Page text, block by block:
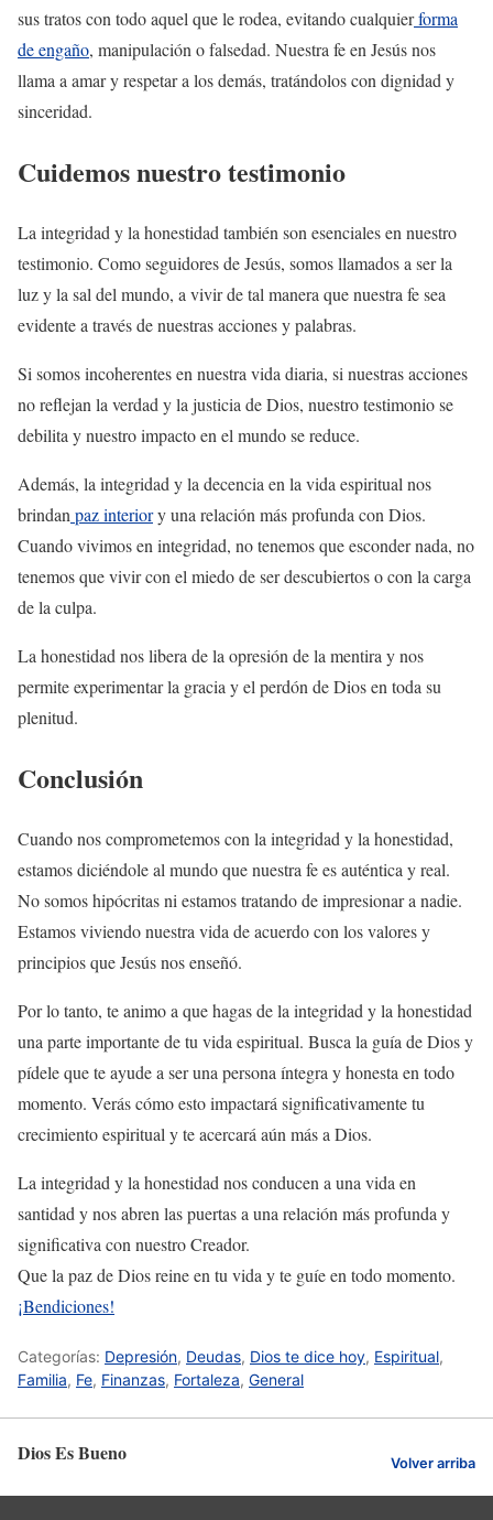
sus tratos con todo aquel que le rodea, evitando cualquierforma
de engaño, manipulación o falsedad. Nuestra fe en Jesús nos
llama a amar y respetar a los demás, tratándolos con dignidad y
sinceridad.
Cuidemos nuestro testimonio
La integridad y la honestidad también son esenciales en nuestro
testimonio. Como seguidores de Jesús, somos llamados a ser la
luz y la sal del mundo, a vivir de tal manera que nuestra fe sea
evidente a través de nuestras acciones y palabras.
Si somos incoherentes en nuestra vida diaria, si nuestras acciones
no reflejan la verdad y la justicia de Dios, nuestro testimonio se
debilita y nuestro impacto en el mundo se reduce.
Además, la integridad y la decencia en la vida espiritual nos
brindan paz interiory una relación más profunda con Dios.
Cuando vivimos en integridad, no tenemos que esconder nada, no
tenemos que vivir con el miedo de ser descubiertos o con la carga
de la culpa.
La honestidad nos libera de la opresión de la mentira y nos
permite experimentar la gracia y el perdón de Dios en toda su
plenitud.
Conclusión
Cuando nos comprometemos con la integridad y la honestidad,
estamos diciéndole al mundo que nuestra fe es auténtica y real.
No somos hipócritas ni estamos tratando de impresionar a nadie.
Estamos viviendo nuestra vida de acuerdo con los valores y
principios que Jesús nos enseñó.
Por lo tanto, te animo a que hagas de la integridad y la honestidad
una parte importante de tu vida espiritual. Busca la guía de Dios y
pídele que te ayude a ser una persona íntegra y honesta en todo
momento. Verás cómo esto impactará significativamente tu
crecimiento espiritual y te acercará aún más a Dios.
La integridad y la honestidad nos conducen a una vida en
santidad y nos abren las puertas a una relación más profunda y
significativa con nuestro Creador.
Que la paz de Dios reine en tu vida y te guíe en todo momento.
¡Bendiciones!
Categorías: Depresión, Deudas, Dios te dice hoy, Espiritual,
Familia, Fe, Finanzas, Fortaleza, General
Dios Es Bueno Volver arriba